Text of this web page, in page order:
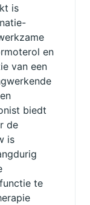
is
en
van een
biedt
de
is
te